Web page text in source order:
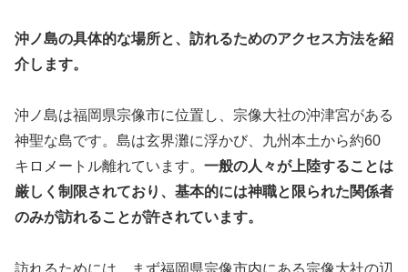
沖ノ島の具体的な場所と、訪れるためのアクセス方法を紹
介します。
沖ノ島は福岡県宗像市に位置し、宗像大社の沖津宮がある
神聖な島です。島は玄界灘に浮かび、九州本土から約60
キロメートル離れています。 一般の人々が上陸することは
厳しく制限されており、基本的には神職と限られた関係者
のみが訪れることが許されています。